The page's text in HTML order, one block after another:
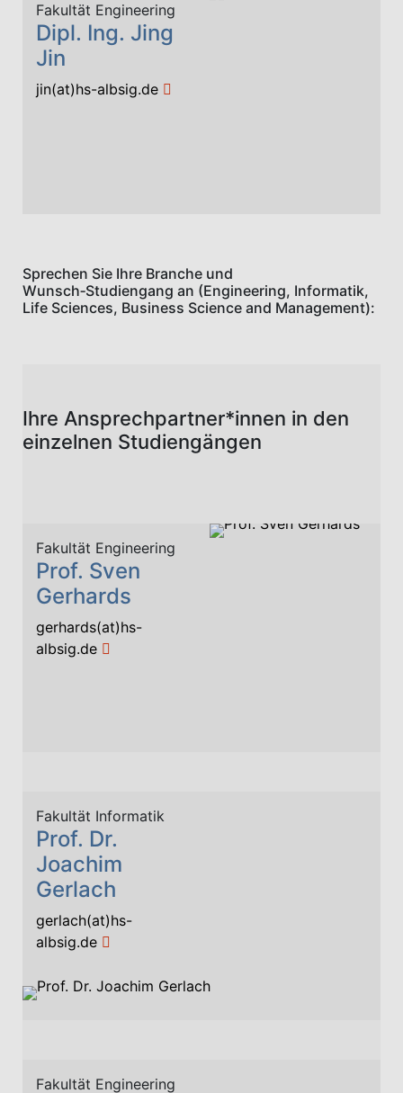
Fakultät Engineering
Dipl. Ing. Jing
Jin
jin(at)hs-albsig.de
Sprechen Sie Ihre Branche und
Wunsch‑Studiengang an (Engineering, Informatik,
Life Sciences, Business Science and Management):
Ihre Ansprechpartner*innen in den
einzelnen Studiengängen
Fakultät Engineering
Prof. Sven
Gerhards
gerhards(at)hs-
albsig.de
Fakultät Informatik
Prof. Dr.
Joachim
Gerlach
gerlach(at)hs-
albsig.de
Fakultät Engineering